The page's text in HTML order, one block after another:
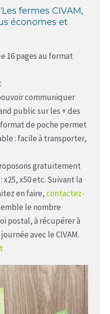
fermes CIVAM,
économes et
16 pages au format
communiquer
public sur les + des
de poche permet
: facile à transporter,
gratuitement
x50 etc. Suivant la
en faire,contactez-
le nombre
postal, à récupérer à
avec le CIVAM.